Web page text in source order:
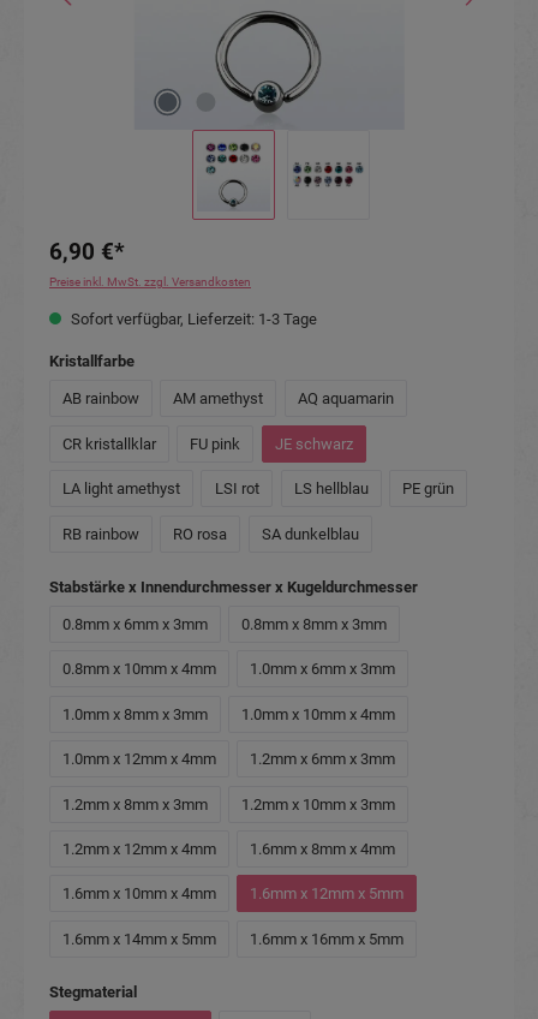
6,90 €*
Preise inkl. MwSt. zzgl. Versandkosten
Sofort verfügbar, Lieferzeit: 1-3 Tage
Kristallfarbeauswählen
AB rainbow AM amethyst AQ aquamarin
CR kristallklar FU pink JE schwarz
LA light amethyst LSI rot LS hellblau PE grün
RB rainbow RO rosa SA dunkelblau
Stabstärke x Innendurchmesser x Kugeldurchmesserauswählen
0.8mm x 6mm x 3mm 0.8mm x 8mm x 3mm
0.8mm x 10mm x 4mm 1.0mm x 6mm x 3mm
1.0mm x 8mm x 3mm 1.0mm x 10mm x 4mm
1.0mm x 12mm x 4mm 1.2mm x 6mm x 3mm
1.2mm x 8mm x 3mm 1.2mm x 10mm x 3mm
1.2mm x 12mm x 4mm 1.6mm x 8mm x 4mm
1.6mm x 10mm x 4mm 1.6mm x 12mm x 5mm
1.6mm x 14mm x 5mm 1.6mm x 16mm x 5mm
Stegmaterialauswählen